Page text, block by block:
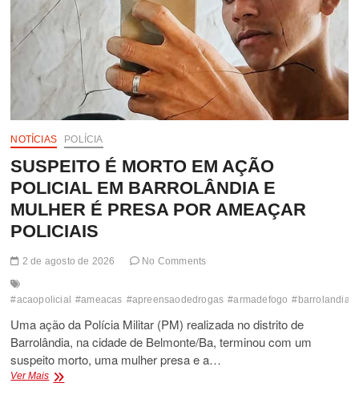
NOTÍCIAS POLÍCIA
SUSPEITO É MORTO EM AÇÃO
POLICIAL EM BARROLÂNDIA E
MULHER É PRESA POR AMEAÇAR
POLICIAIS
2 de agosto de 2026 No Comments
#acaopolicial #ameacas #apreensaodedrogas #armadefogo #barrolandia
Uma ação da Polícia Militar (PM) realizada no distrito de
Barrolândia, na cidade de Belmonte/Ba, terminou com um
suspeito morto, uma mulher presa e a…
Ver MaisSUSPEITO